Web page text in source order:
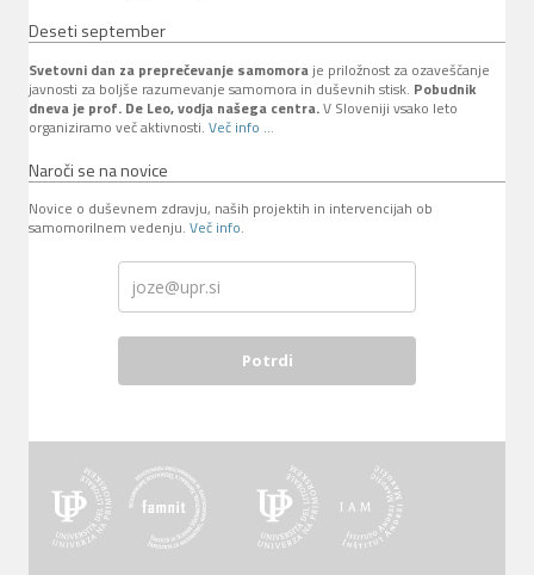
Deseti september
Svetovni dan za preprečevanje samomora je priložnost za ozaveščanje
javnosti za boljše razumevanje samomora in duševnih stisk. Pobudnik
dneva je prof. De Leo, vodja našega centra.V Sloveniji vsako leto
organiziramo več aktivnosti. Več info ...
Naroči se na novice
Novice o duševnem zdravju, naših projektih in intervencijah ob
samomorilnem vedenju. Več info.
Potrdi